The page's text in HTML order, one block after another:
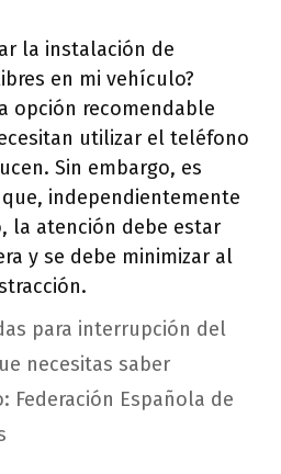
la instalación de
en mi vehículo?
opción recomendable
utilizar el teléfono
Sin embargo, es
independientemente
la atención debe estar
y se debe minimizar al
para interrupción del
necesitas saber
Federación Española de